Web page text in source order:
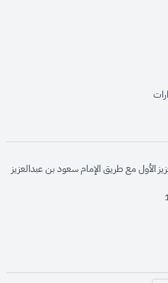
opens in new window
الأول مع طريق الإمام سعود بن عبدالعزيز